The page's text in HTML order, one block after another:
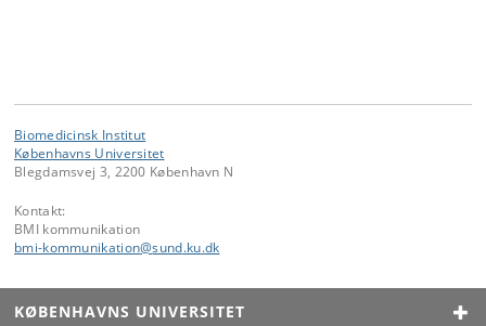
Biomedicinsk Institut
Københavns Universitet
Blegdamsvej 3, 2200 København N
Kontakt:
BMI kommunikation
bmi-kommunikation@sund.ku.dk
KØBENHAVNS UNIVERSITET